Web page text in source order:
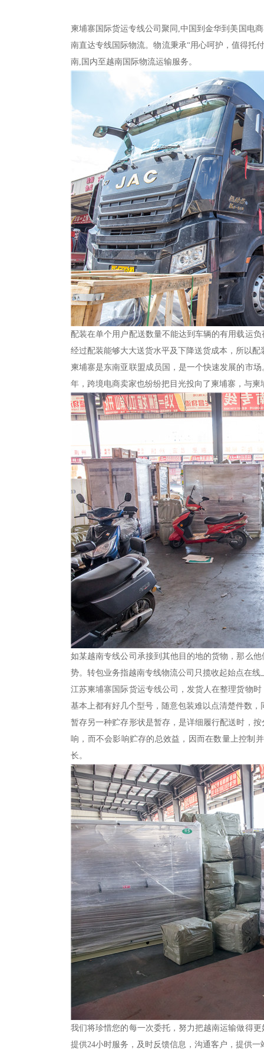
柬埔寨国际货运专线公司聚同,中国到金华到美国电
南直达专线国际物流。物流秉承“用心呵护，值得托
南,国内至越南国际物流运输服务。
配装在单个用户配送数量不能达到车辆的有用载运
经过配装能够大大送货水平及下降送货成本，所以
柬埔寨是东南亚联盟成员国，是一个快速发展的市
年，跨境电商卖家也纷纷把目光投向了柬埔寨，与
如某越南专线公司承接到其他目的地的货物，那么
势。转包业务指越南专线物流公司只揽收起始点在
江苏柬埔寨国际货运专线公司，发货人在整理货物
基本上都有好几个型号，随意包装难以点清楚件数
暂存另一种贮存形状是暂存，是详细履行配送时，
响，而不会影响贮存的总效益，因而在数量上控制
长。
我们将珍惜您的每一次委托，努力把越南运输做得
提供24小时服务，及时反馈信息，沟通客户，提供一